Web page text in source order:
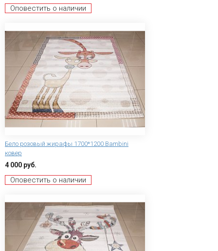
Оповестить о наличии
Бело розовый жирафы 1700*1200 Bambini
ковер
4 000 руб.
Оповестить о наличии